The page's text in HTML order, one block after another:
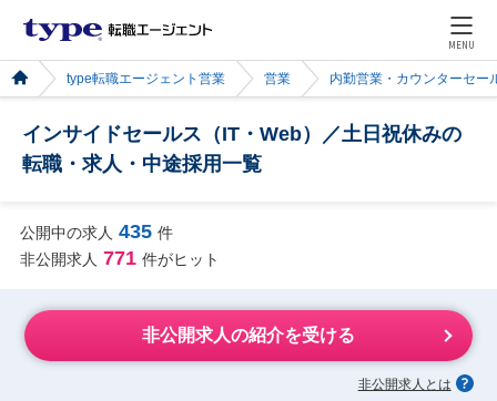
MENU
type転職エージェント営業 営業 内勤営業・カウンターセー
インサイドセールス（IT・Web）／土日祝休みの
転職・求人・中途採用一覧
公開中の求人 435 件
非公開求人 771 件がヒット
非公開求人の紹介を受ける
非公開求人とは